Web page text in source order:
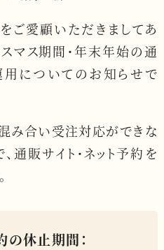
ご愛顧いただきましてあ
スマス期間・年末年始の通
用についてのお知らせで
み合い受注対応ができな
通販サイト・ネット予約を
の休止期間：